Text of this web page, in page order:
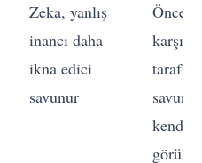
Zeka, yanlış
inancı daha
ikna edici
savunur
Önce
karşı
tarafı
savun:
kendi